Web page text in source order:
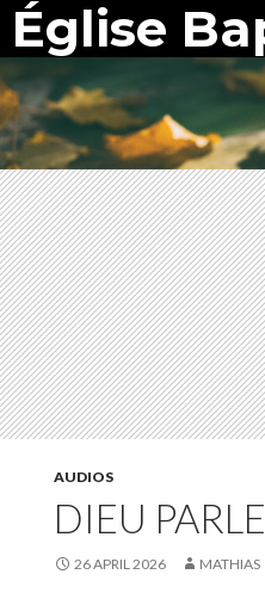
Search
SKIP
CONTENT
AUDIOS
DIEU PARLE
26 APRIL 2026 MATHIAS